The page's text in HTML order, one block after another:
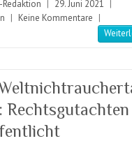
Redaktion | 29. Juni 2021 |
| Keine Kommentare |
Rechtsgutachten